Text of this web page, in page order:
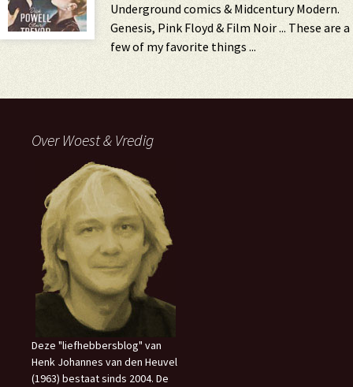
Underground comics & Midcentury Modern.
Genesis, Pink Floyd & Film Noir ... These are a
few of my favorite things ...
Over Woest & Vredig
Deze "liefhebbersblog" van
Henk Johannes van den Heuvel
(1963) bestaat sinds 2004. De